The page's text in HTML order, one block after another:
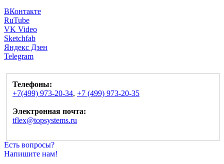
ВКонтакте
RuTube
VK Video
Sketchfab
Яндекс Дзен
Telegram
Телефоны:
+7(499) 973-20-34, +7 (499) 973-20-35
Электронная почта:
tflex@topsystems.ru
Есть вопросы?
Напишите нам!